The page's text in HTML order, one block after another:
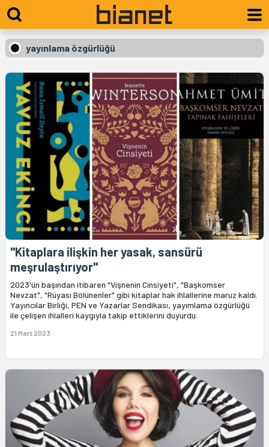
yayınlama özgürlüğü
"Kitaplara ilişkin her yasak, sansürü
meşrulaştırıyor"
2023'ün başından itibaren "Vişnenin Cinsiyeti", "Başkomser
Nevzat", "Rüyası Bölünenler" gibi kitaplar hak ihlallerine maruz kaldı.
Yayıncılar Birliği, PEN ve Yazarlar Sendikası, yayımlama özgürlüğü
ile çelişen ihlalleri kaygıyla takip ettiklerini duyurdu.
21 Mart 2023